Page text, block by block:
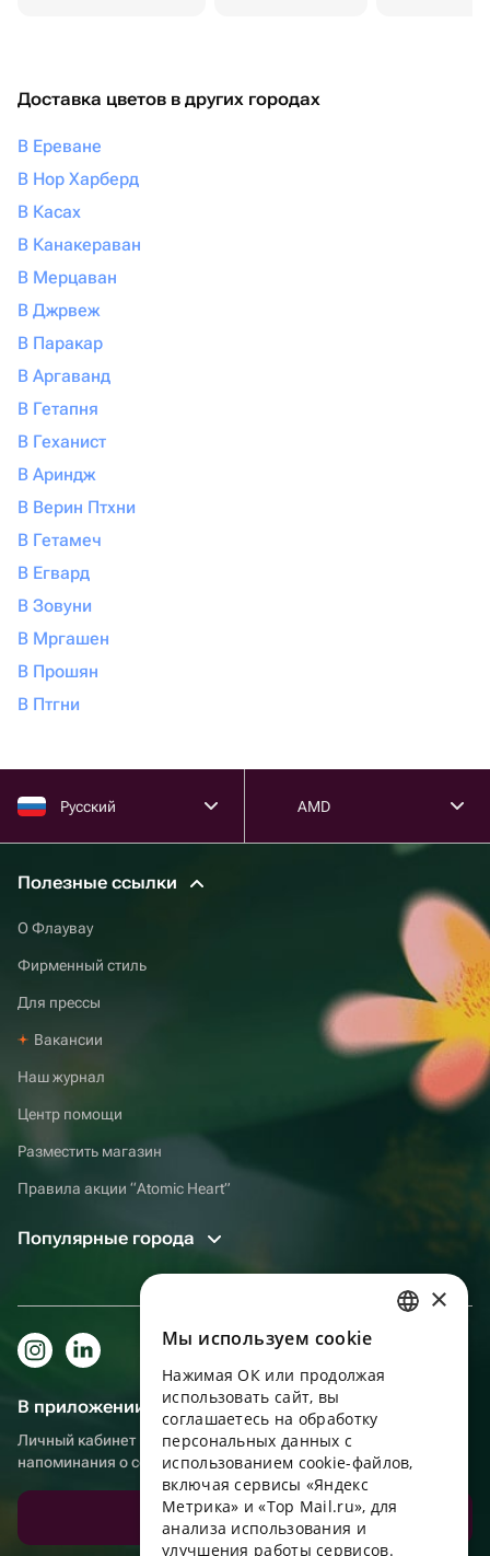
Доставка цветов в других городах
В Ереване
В Нор Харберд
В Касах
В Канакераван
В Мерцаван
В Джрвеж
В Паракар
В Аргаванд
В Гетапня
В Геханист
В Ариндж
В Верин Птхни
В Гетамеч
В Егвард
В Зовуни
В Мргашен
В Прошян
В Птгни
Русский AMD
Полезные ссылки
О Флаувау
Фирменный стиль
Для прессы
Вакансии
Наш журнал
Центр помощи
Разместить магазин
Правила акции “Atomic Heart”
Популярные города
В приложении еще удобнее!
Личный кабинет получателя, больше бонусов за покупки и
напоминания о событиях
Скачать приложение
ENGLISH
UKRAINIAN
PORTUGUESE
×
Мы используем сookie
Нажимая ОК или продолжая
использовать сайт, вы
соглашаетесь на обработку
персональных данных с
использованием cookie-файлов,
включая сервисы «Яндекс
Метрика» и «Top Mail.ru», для
анализа использования и
улучшения работы сервисов.